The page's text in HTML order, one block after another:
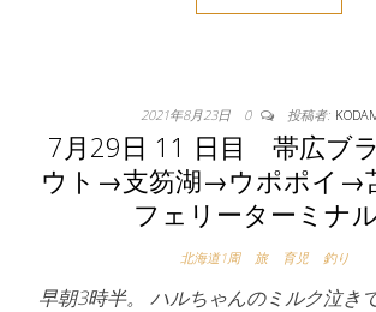
2021年8月23日 0 投稿者:
7月29日 11 日目 帯広ブ
ウト→支笏湖→ウポポイ→
フェリーターミナ
北海道1周 旅 育児 釣り
早朝3時半。 ハルちゃんのミルク泣き